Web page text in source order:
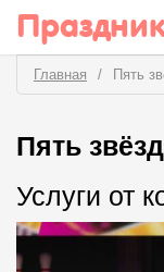
Главная Пять
Пять звёзд
Услуги от